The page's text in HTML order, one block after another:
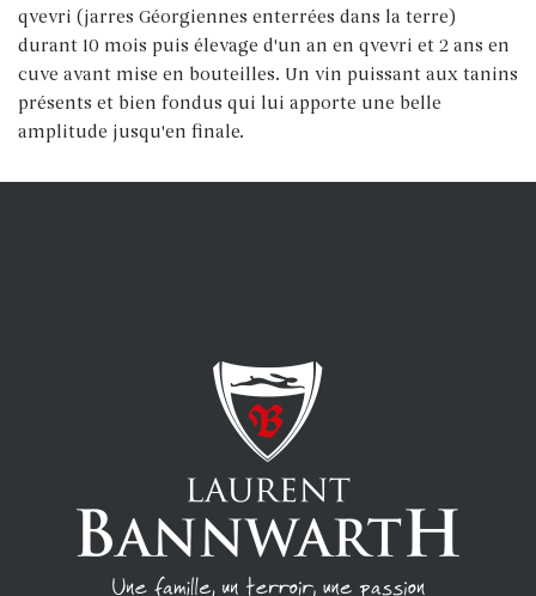
qvevri (jarres Géorgiennes enterrées dans la terre)
durant 10 mois puis élevage d'un an en qvevri et 2 ans en
cuve avant mise en bouteilles. Un vin puissant aux tanins
présents et bien fondus qui lui apporte une belle
amplitude jusqu'en finale.